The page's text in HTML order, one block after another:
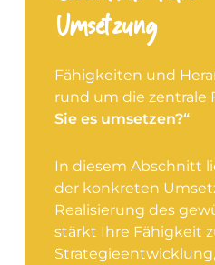
Umsetzung
Fähigkeiten und
rund um die zentrale
Sie es umsetzen?“
In diesem Abschnitt
der konkreten
Realisierung des
stärkt Ihre Fähigkeit